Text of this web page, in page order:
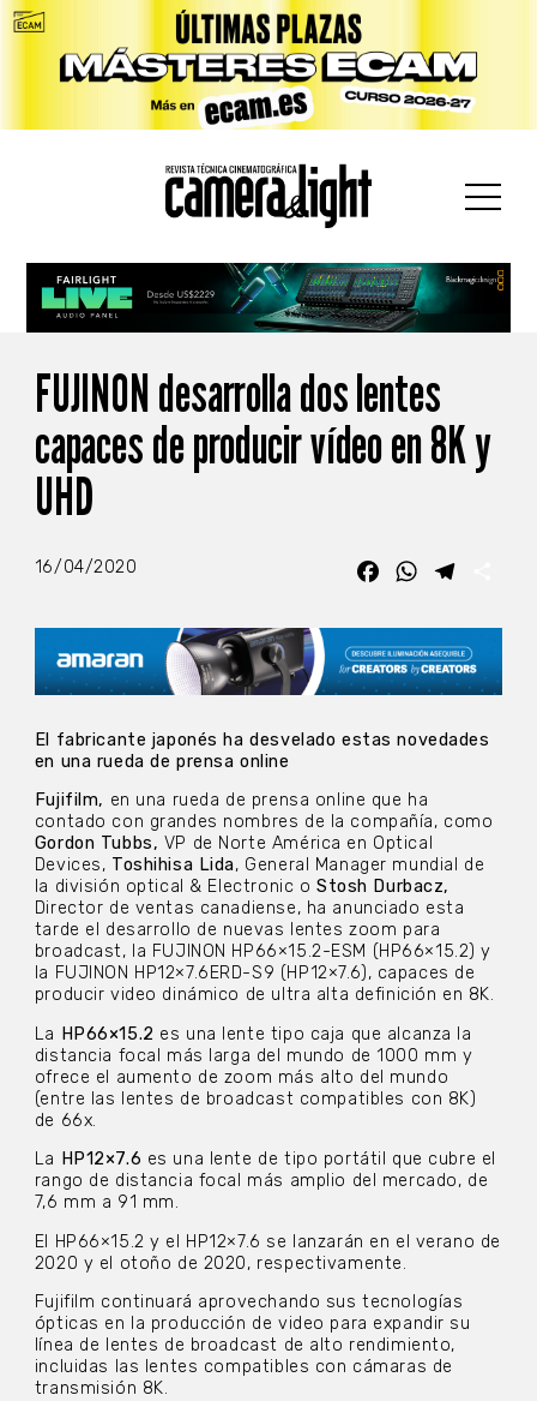
FUJINON desarrolla dos lentes
capaces de producir vídeo en 8K y
UHD
16/04/2020 FacebookWhatsApp
El fabricante japonés ha desvelado estas novedades
en una rueda de prensa online
Fujifilm, en una rueda de prensa online que ha
contado con grandes nombres de la compañía, como
Gordon Tubbs, VP de Norte América en Optical
Devices, Toshihisa Lida, General Manager mundial de
la división optical & Electronic o Stosh Durbacz,
Director de ventas canadiense, ha anunciado esta
tarde el desarrollo de nuevas lentes zoom para
broadcast, la FUJINON HP66×15.2-ESM (HP66×15.2) y
la FUJINON HP12×7.6ERD-S9 (HP12×7.6), capaces de
producir video dinámico de ultra alta definición en 8K.
La HP66×15.2 es una lente tipo caja que alcanza la
distancia focal más larga del mundo de 1000 mm y
ofrece el aumento de zoom más alto del mundo
(entre las lentes de broadcast compatibles con 8K)
de 66x.
La HP12×7.6 es una lente de tipo portátil que cubre el
rango de distancia focal más amplio del mercado, de
7,6 mm a 91 mm.
El HP66×15.2 y el HP12×7.6 se lanzarán en el verano de
2020 y el otoño de 2020, respectivamente.
Fujifilm continuará aprovechando sus tecnologías
ópticas en la producción de video para expandir su
línea de lentes de broadcast de alto rendimiento,
incluidas las lentes compatibles con cámaras de
transmisión 8K.